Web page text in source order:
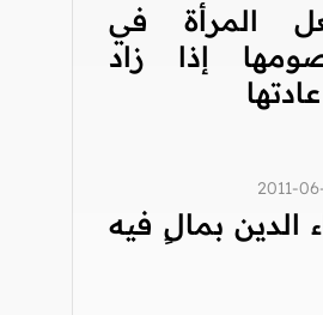
المرأة في
إذا زاد
بمالٍ فيه